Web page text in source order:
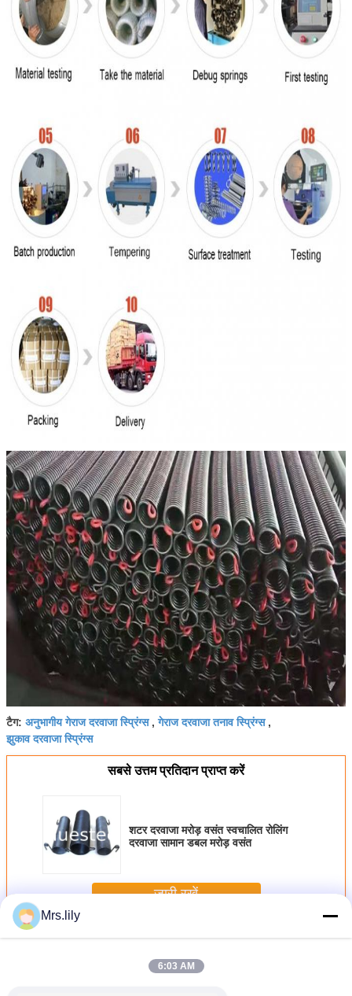
टैग: अनुभागीय गेराज दरवाजा स्प्रिंग्स,गेराज दरवाजा तनाव स्प्रिंग्स,
झुकाव दरवाजा स्प्रिंग्स
सबसे उत्तम प्रतिदान प्राप्त करें
शटर दरवाजा मरोड़ वसंत स्वचालित रोलिंग
दरवाजा सामान डबल मरोड़ वसंत
जारी रखें
अधिकरोलर दरवाजा वसंत
Mrs.lily
6:03 AM